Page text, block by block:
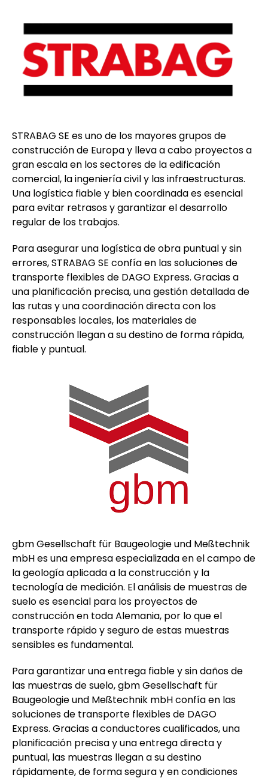
STRABAG SE es uno de los mayores grupos de
construcción de Europa y lleva a cabo proyectos a
gran escala en los sectores de la edificación
comercial, la ingeniería civil y las infraestructuras.
Una logística fiable y bien coordinada es esencial
para evitar retrasos y garantizar el desarrollo
regular de los trabajos.
Para asegurar una logística de obra puntual y sin
errores, STRABAG SE confía en las soluciones de
transporte flexibles de DAGO Express. Gracias a
una planificación precisa, una gestión detallada de
las rutas y una coordinación directa con los
responsables locales, los materiales de
construcción llegan a su destino de forma rápida,
fiable y puntual.
gbm Gesellschaft für Baugeologie und Meßtechnik
mbH es una empresa especializada en el campo de
la geología aplicada a la construcción y la
tecnología de medición. El análisis de muestras de
suelo es esencial para los proyectos de
construcción en toda Alemania, por lo que el
transporte rápido y seguro de estas muestras
sensibles es fundamental.
Para garantizar una entrega fiable y sin daños de
las muestras de suelo, gbm Gesellschaft für
Baugeologie und Meßtechnik mbH confía en las
soluciones de transporte flexibles de DAGO
Express. Gracias a conductores cualificados, una
planificación precisa y una entrega directa y
puntual, las muestras llegan a su destino
rápidamente, de forma segura y en condiciones